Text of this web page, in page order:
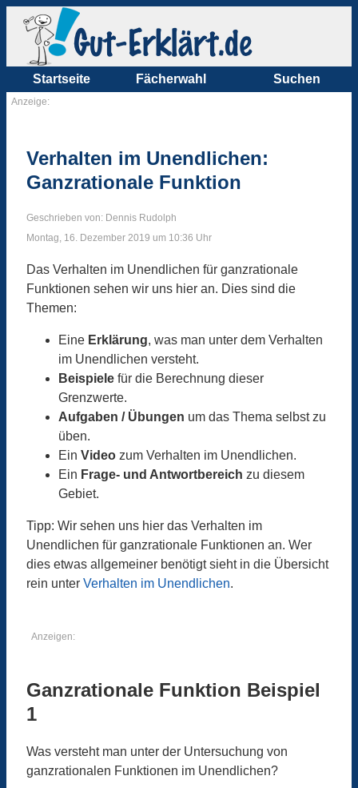
Startseite Fächerwahl Suchen
Anzeige:
Verhalten im Unendlichen:
Ganzrationale Funktion
Geschrieben von: Dennis Rudolph
Montag, 16. Dezember 2019 um 10:36 Uhr
Das Verhalten im Unendlichen für ganzrationale
Funktionen sehen wir uns hier an. Dies sind die
Themen:
Eine Erklärung, was man unter dem Verhalten
im Unendlichen versteht.
Beispiele für die Berechnung dieser
Grenzwerte.
Aufgaben / Übungen um das Thema selbst zu
üben.
Ein Video zum Verhalten im Unendlichen.
Ein Frage- und Antwortbereich zu diesem
Gebiet.
Tipp: Wir sehen uns hier das Verhalten im
Unendlichen für ganzrationale Funktionen an. Wer
dies etwas allgemeiner benötigt sieht in die Übersicht
rein unter Verhalten im Unendlichen.
Anzeigen:
Ganzrationale Funktion Beispiel
1
Was versteht man unter der Untersuchung von
ganzrationalen Funktionen im Unendlichen?